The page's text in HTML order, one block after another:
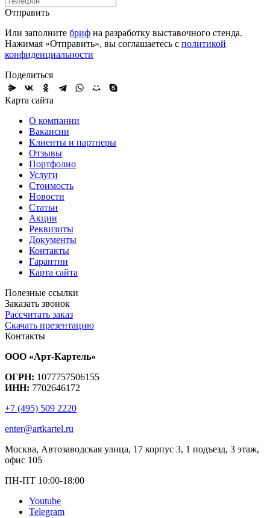
Отправить
Или заполните бриф на разработку выставочного стенда.
Нажимая «Отправить», вы соглашаетесь с политикой
конфиденциальности
Поделиться
Карта сайта
О компании
Вакансии
Клиенты и партнеры
Отзывы
Портфолио
Услуги
Стоимость
Новости
Статьи
Акции
Реквизиты
Документы
Контакты
Гарантии
Карта сайта
Полезные ссылки
Заказать звонок
Рассчитать заказ
Скачать презентацию
Контакты
ООО «Арт-Картель»
ОГРН: 1077757506155
ИНН: 7702646172
+7 (495) 509 2220
enter@artkartel.ru
Москва, Автозаводская улица, 17 корпус 3, 1 подъезд, 3 этаж,
офис 105
ПН-ПТ 10:00-18:00
Youtube
Telegram